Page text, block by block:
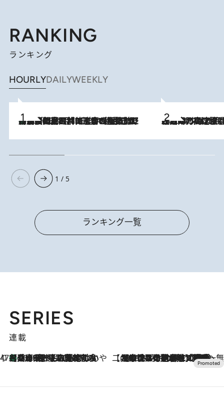
RANKING
ランキング
HOURLYDAILYWEEKLY
2026.8.8
「最後に見られてよかった」上野動物園の東園パンダ舎が解体前に特別公開。8月16日まで延長されたパネル展と共に辿る“半世紀”のパンダ飼育《解体工事の図面あり》 2026.8.7
「湘南乃風に憧れて」観客大盛上がりの“タオル回し”に、ラッパー顔負けの高速歌唱まで…さだまさし（74）のアグレッシブすぎる現在地
1 / 5
ランキング一覧
SERIES
連載
47都道府県の手みやげ ひんやりスイーツで夏を満喫
2026.8.8
【兵庫県】この夏絶対食べたい 冷やしておいしいおやつ3選 淡路島の恵みをジェラートに集約 【CREA×星野リゾート】唯一無二。癒しと発見が待つ場所へ
2026.8.7
【トンボの足水浴】ヒノキの香りに包まれて涼感マックス！約13℃の湧水かけ流しを避暑地「星野温泉 トンボの湯」で体験